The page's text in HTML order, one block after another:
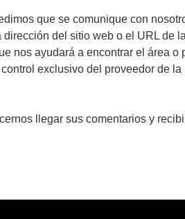
que se comunique con
del sitio web o el URL de
nos ayudará a encontrar el área o
exclusivo del proveedor de la
llegar sus comentarios y